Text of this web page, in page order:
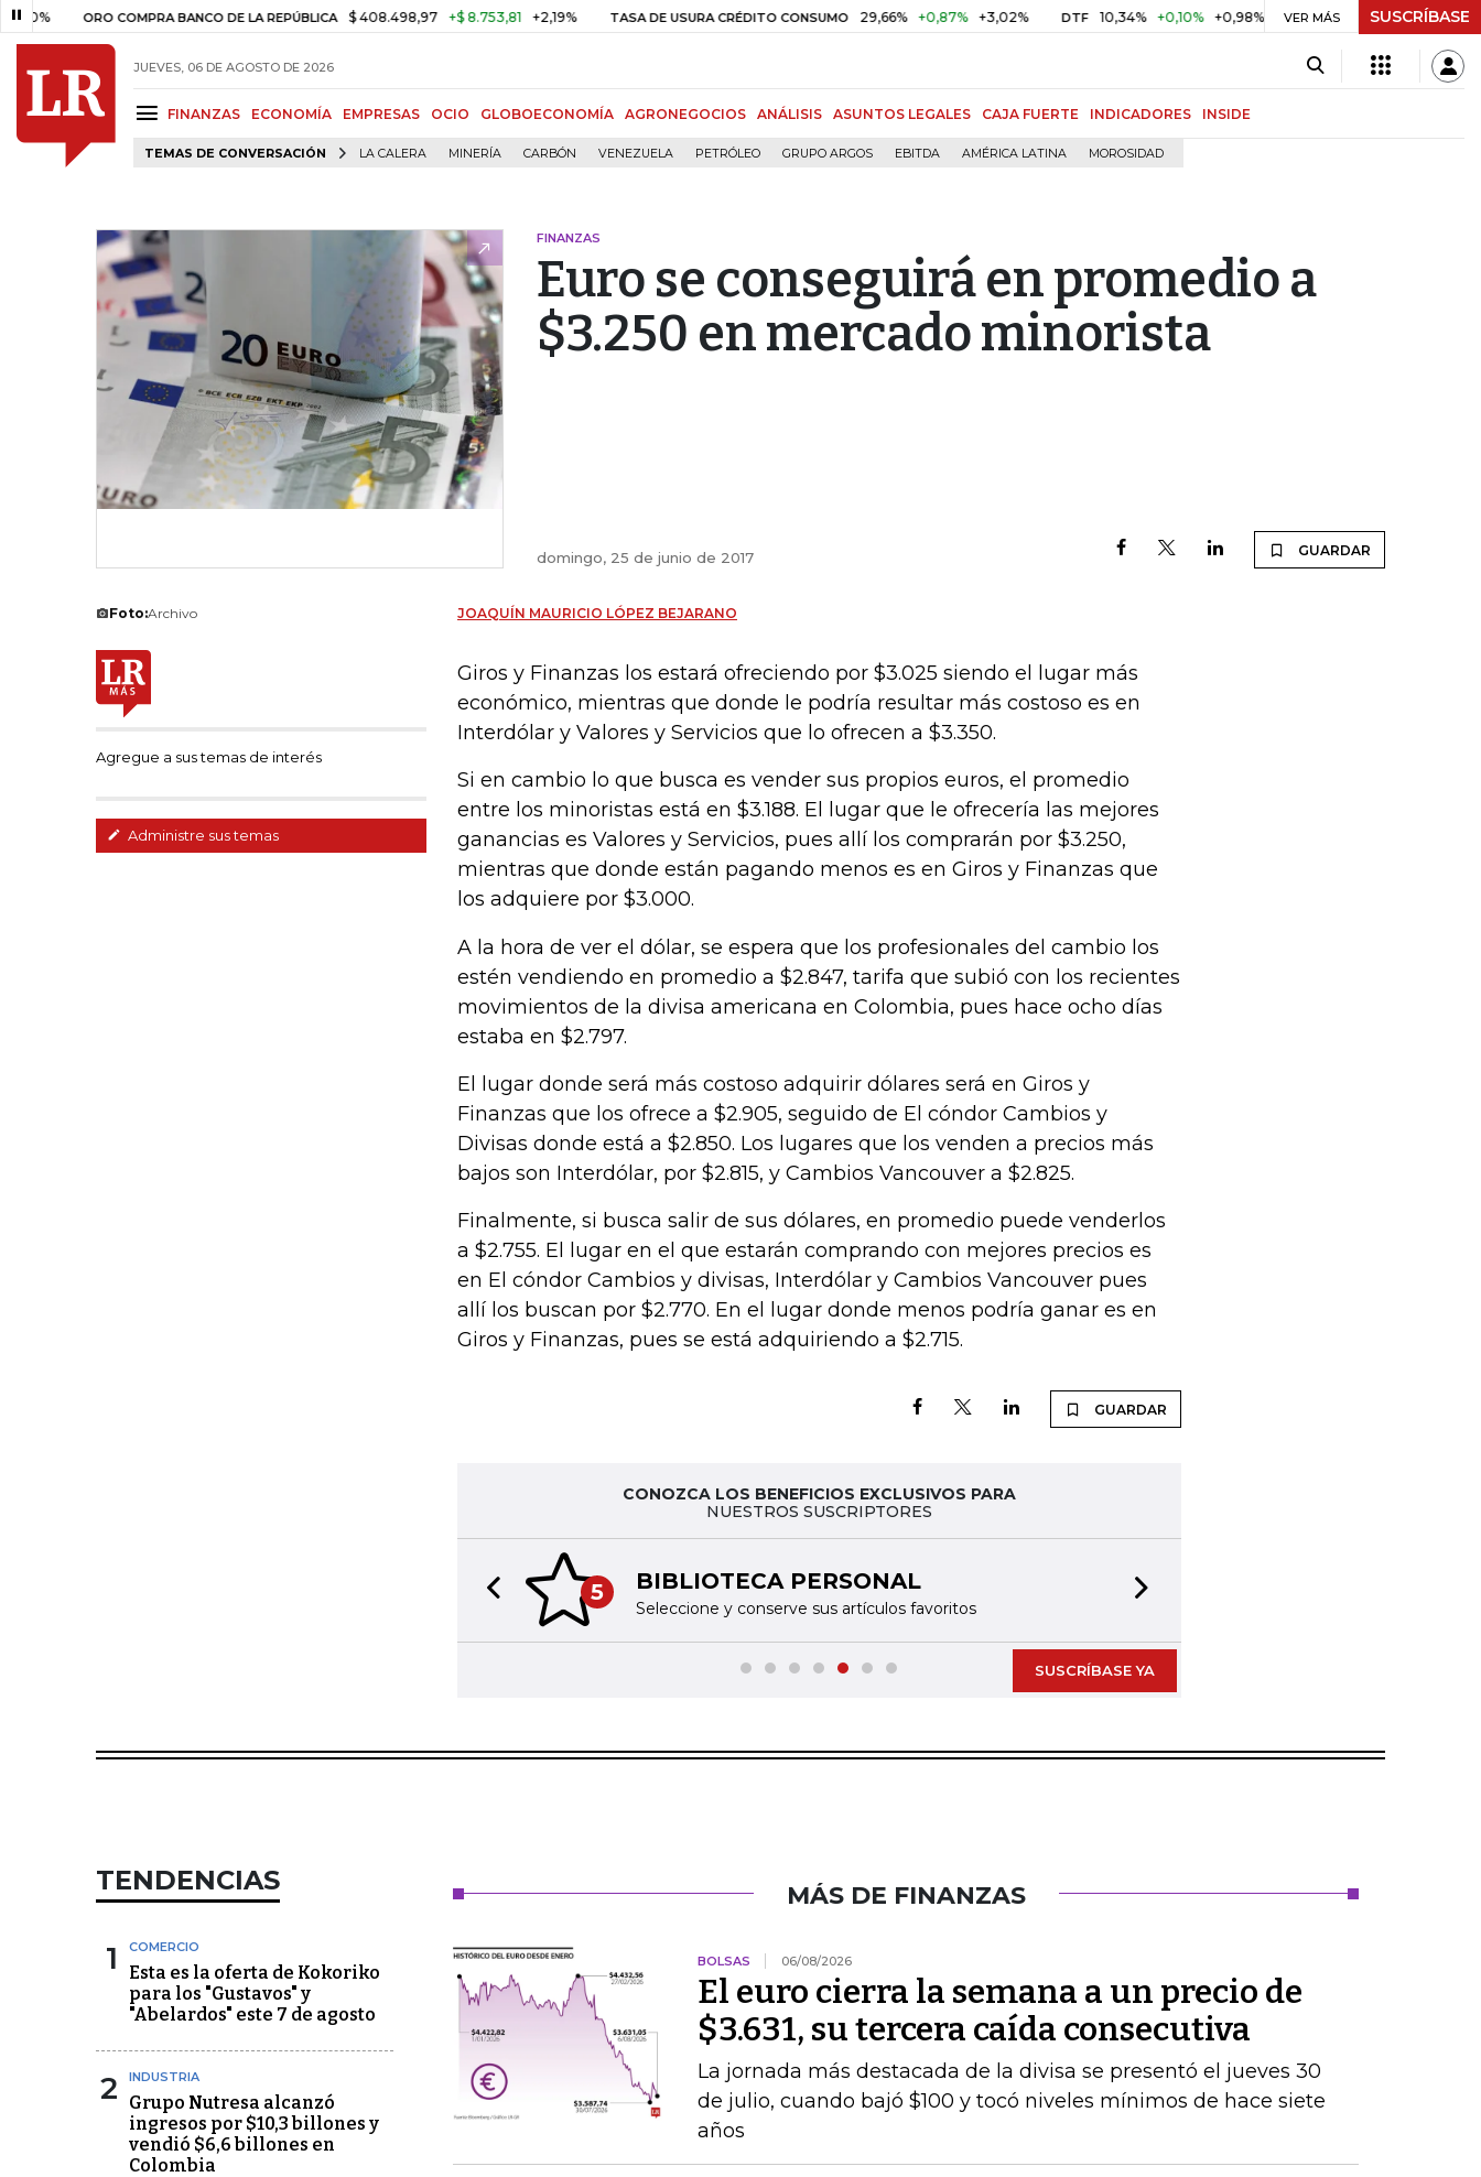
ORO COMPRA BANCO DE LA REPÚBLICA $ 408.498,97 +$ 8.753,81 +2,19% TASA DE USURA CRÉDITO CONSUMO 29,66% +0,87% +3,02% DTF 10,34% +0,10% +0,98% UVR $ 416,86 +$ 0,05 +0,01%
VER MÁS SUSCRÍBASE
JUEVES, 06 DE AGOSTO DE 2026
FINANZAS ECONOMÍA EMPRESAS OCIO GLOBOECONOMÍA AGRONEGOCIOS ANÁLISIS ASUNTOS LEGALES CAJA FUERTE INDICADORES INSIDE
TEMAS DE CONVERSACIÓN LA CALERA MINERÍA CARBÓN VENEZUELA PETRÓLEO GRUPO ARGOS EBITDA AMÉRICA LATINA MOROSIDAD
FINANZAS
Euro se conseguirá en promedio a
$3.250 en mercado minorista
domingo, 25 de junio de 2017 GUARDAR
Foto:Archivo
Agregue a sus temas de interés
Administre sus temas
JOAQUÍN MAURICIO LÓPEZ BEJARANO
Giros y Finanzas los estará ofreciendo por $3.025 siendo el lugar más
económico, mientras que donde le podría resultar más costoso es en
Interdólar y Valores y Servicios que lo ofrecen a $3.350.
Si en cambio lo que busca es vender sus propios euros, el promedio
entre los minoristas está en $3.188. El lugar que le ofrecería las mejores
ganancias es Valores y Servicios, pues allí los comprarán por $3.250,
mientras que donde están pagando menos es en Giros y Finanzas que
los adquiere por $3.000.
A la hora de ver el dólar, se espera que los profesionales del cambio los
estén vendiendo en promedio a $2.847, tarifa que subió con los recientes
movimientos de la divisa americana en Colombia, pues hace ocho días
estaba en $2.797.
El lugar donde será más costoso adquirir dólares será en Giros y
Finanzas que los ofrece a $2.905, seguido de El cóndor Cambios y
Divisas donde está a $2.850. Los lugares que los venden a precios más
bajos son Interdólar, por $2.815, y Cambios Vancouver a $2.825.
Finalmente, si busca salir de sus dólares, en promedio puede venderlos
a $2.755. El lugar en el que estarán comprando con mejores precios es
en El cóndor Cambios y divisas, Interdólar y Cambios Vancouver pues
allí los buscan por $2.770. En el lugar donde menos podría ganar es en
Giros y Finanzas, pues se está adquiriendo a $2.715.
GUARDAR
CONOZCA LOS BENEFICIOS EXCLUSIVOS PARA
NUESTROS SUSCRIPTORES
5 BIBLIOTECA PERSONAL
Seleccione y conserve sus artículos favoritos
Previous slide
SUSCRÍBASE YA
TENDENCIAS
1 COMERCIO
Esta es la oferta de Kokoriko
para los "Gustavos" y
"Abelardos" este 7 de agosto
2 INDUSTRIA
Grupo Nutresa alcanzó
ingresos por $10,3 billones y
vendió $6,6 billones en
Colombia
MÁS DE FINANZAS
BOLSAS 06/08/2026
El euro cierra la semana a un precio de
$3.631, su tercera caída consecutiva
La jornada más destacada de la divisa se presentó el jueves 30
de julio, cuando bajó $100 y tocó niveles mínimos de hace siete
años